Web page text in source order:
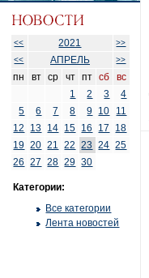
<< 2021
>>
<<
АПРЕЛЬ >>
пн вт ср чт пт сб
вс
1
2 3
4
5
6 7 8 9 10
11
12
13 14 15 16 17
18
19 20 21 22 23 24 25
26
27 28 29 30
Категории:
Все категории
Лента новостей